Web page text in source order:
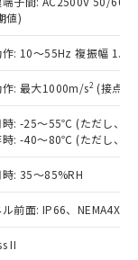
値)
作: 10～55Hz 複振幅
作: 最大1000m/s2 (接点
時: -25～55℃ (ただし、氷
時: -40～80℃ (ただし、氷
: 35～85%RH
ル前面: IP66、NEMA4X,
II
をご確認
を当社の
または開
作成サー
、I-Web
る必要が
当社にご
て、当社
当社の製
との取
ること
、予定
ドするこ
べてが基
て有害物
な影響を
へお問
販売する
内容を当
当社は、
係者が違
合は、取
ンセル
ン制御
にご確
状況の
種